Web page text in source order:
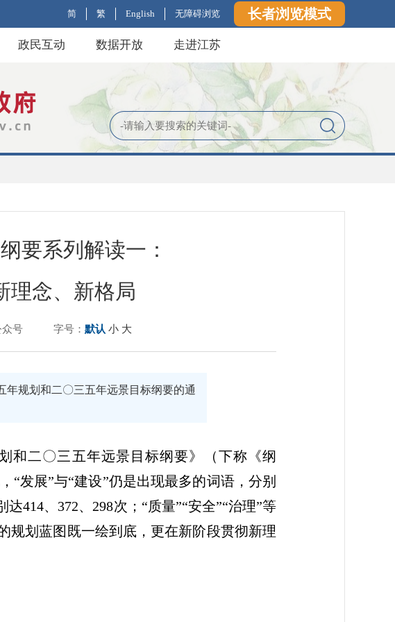
简 繁 English 无障碍浏览 长者浏览模式
政民互动 数据开放 走进江苏
要系列解读一：
理念、新格局
众号 字号： 默认 小 大
规划和二〇三五年远景目标纲要的通
和二〇三五年远景目标纲要》（下称《纲
“发展”与“建设”仍是出现最多的词语，分别
414、372、298次；“质量”“安全”“治理”等
规划蓝图既一绘到底，更在新阶段贯彻新理